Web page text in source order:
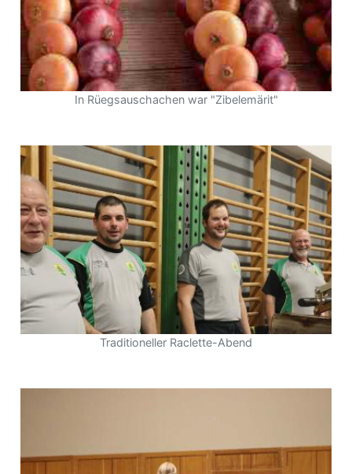
In Rüegsauschachen war "Zibelemärit"
Traditioneller Raclette-Abend